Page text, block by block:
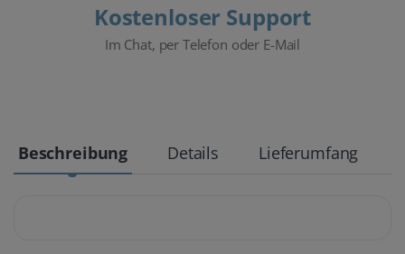
Kostenloser Support
Im Chat, per Telefon oder E-Mail
Beschreibung Details Lieferumfang